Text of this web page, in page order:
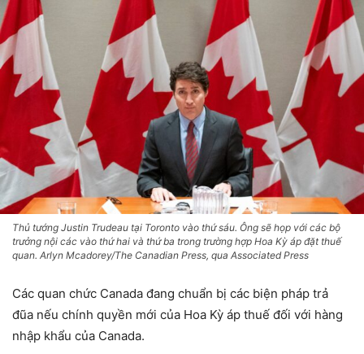
Thủ tướng Justin Trudeau tại Toronto vào thứ sáu. Ông sẽ họp với các bộ
trưởng nội các vào thứ hai và thứ ba trong trường hợp Hoa Kỳ áp đặt thuế
quan. Arlyn Mcadorey/The Canadian Press, qua Associated Press
Các quan chức Canada đang chuẩn bị các biện pháp trả
đũa nếu chính quyền mới của Hoa Kỳ áp thuế đối với hàng
nhập khẩu của Canada.